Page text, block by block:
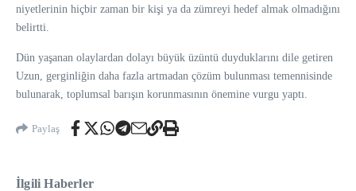
niyetlerinin hiçbir zaman bir kişi ya da zümreyi hedef almak olmadığını
belirtti.
Dün yaşanan olaylardan dolayı büyük üzüntü duyduklarını dile getiren
Uzun, gerginliğin daha fazla artmadan çözüm bulunması temennisinde
bulunarak, toplumsal barışın korunmasının önemine vurgu yaptı.
Paylaş
İlgili Haberler